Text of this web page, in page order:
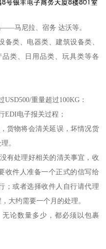
――马尼拉、宿务 达沃等。
备类、电器类、建筑设备类、
类、日用品类、玩具类等各
重量超过100KG：
EDI电子报关过程；
货物将会清关延误，坏情况货
。
有处理好相关的清关事宜，收
收件人准备一个正式的信写给
；或者选择收件人自行请代理
大约需要一个月的处理。
无论数量多少，都必须以包裹